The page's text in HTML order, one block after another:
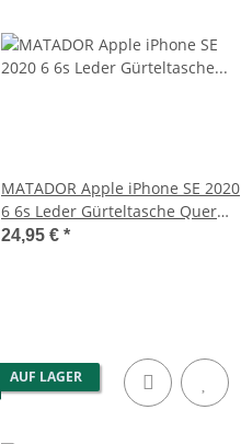
MATADOR Apple iPhone SE 2020
6 6s Leder Gürteltasche Quer
Braun
24,95 € *
AUF LAGER